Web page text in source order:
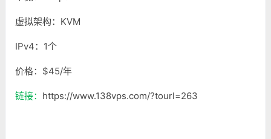
虚拟架构：KVM
IPv4：1个
价格：$45/年
链接： https://www.138vps.com/?tourl=263